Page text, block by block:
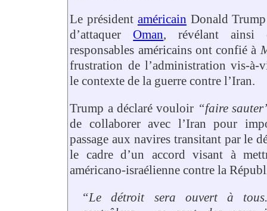
Le président américain Donald
d’attaquerOman, révélant ainsi
responsables américains ont confié à
frustration de l’administration vis-à-
le contexte de la guerre contre l’Iran.
Trump a déclaré vouloir “faire
de collaborer avec l’Iran pour
passage aux navires transitant par le
le cadre d’un accord visant à
américano-israélienne contre la
“Le détroit sera ouvert à